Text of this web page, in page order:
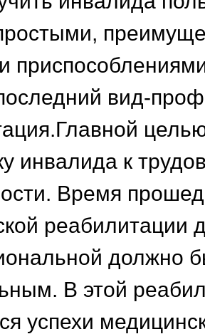
вид-
инвалида к
Время
реабилитации
должно
В этой
успехи